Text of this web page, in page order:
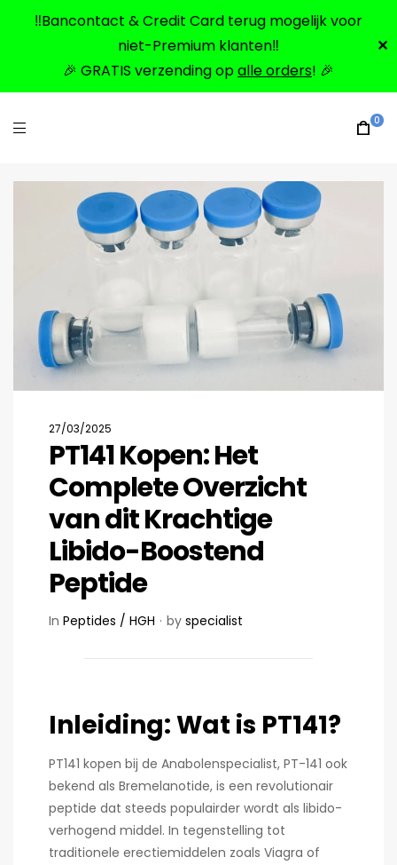
‼️Bancontact & Credit Card terug mogelijk voor
niet-Premium klanten‼️
🎉 GRATIS verzending opalle orders! 🎉
✕
0
27/03/2025
PT141 Kopen: Het
Complete Overzicht
van dit Krachtige
Libido-Boostend
Peptide
In Peptides / HGH by specialist
Inleiding: Wat is PT141?
PT141 kopen bij de Anabolenspecialist, PT-141 ook
bekend als Bremelanotide, is een revolutionair
peptide dat steeds populairder wordt als libido-
verhogend middel. In tegenstelling tot
traditionele erectiemiddelen zoals Viagra of